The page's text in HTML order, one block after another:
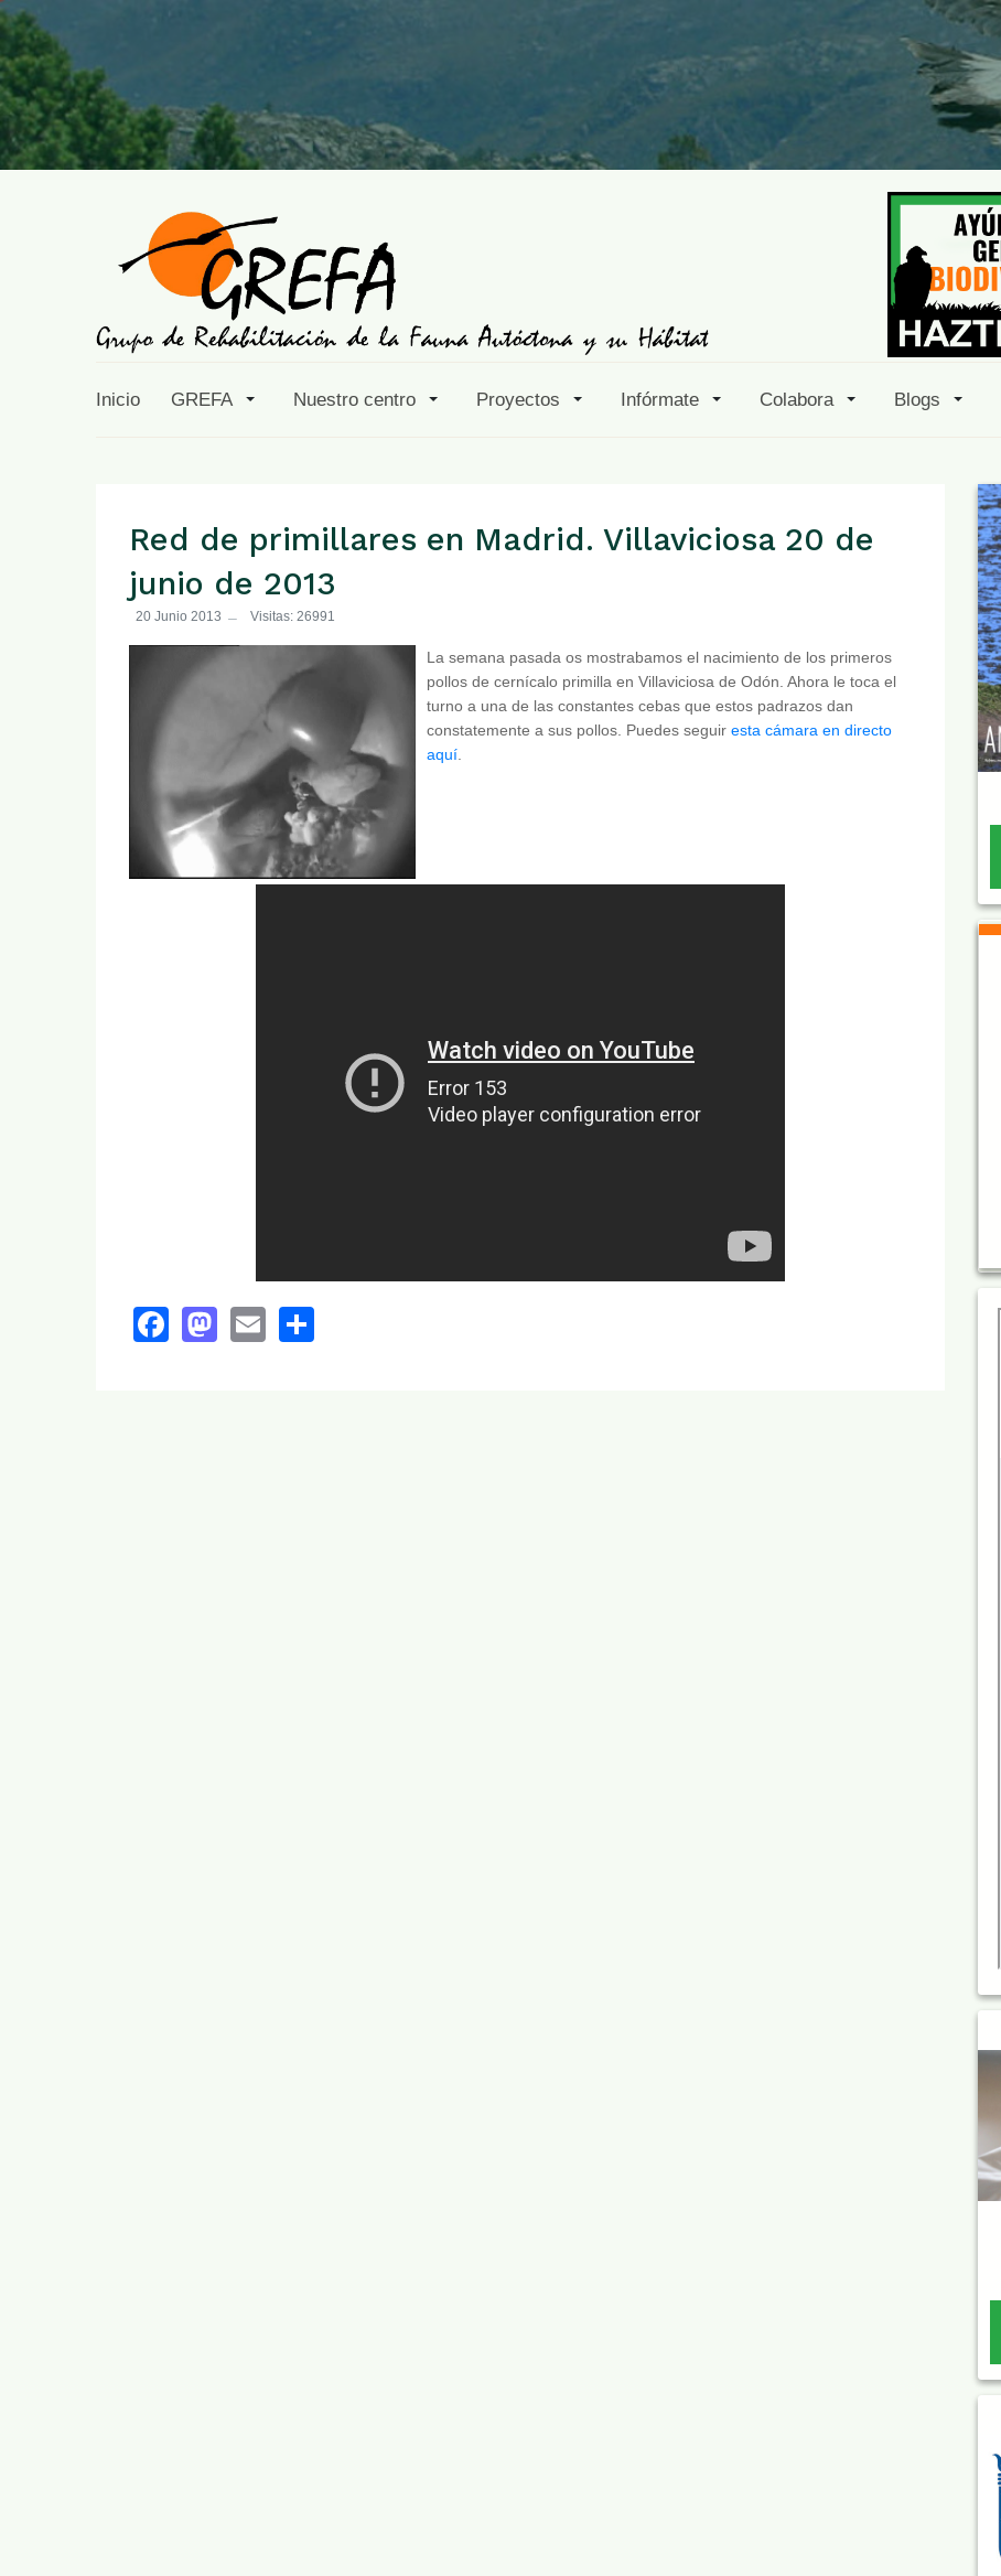
Inicio GREFA Nuestro centro Proyectos Infórmate Colabora Blogs
Red de primillares en Madrid. Villaviciosa 20 de
junio de 2013
20 Junio 2013 Visitas: 26991
La semana pasada os mostrabamos el nacimiento de los primeros
pollos de cernícalo primilla en Villaviciosa de Odón. Ahora le toca el
turno a una de las constantes cebas que estos padrazos dan
constatemente a sus pollos. Puedes seguir esta cámara en directo
aquí
Facebook
Mastodon
Email